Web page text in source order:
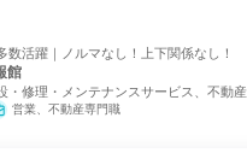
数活躍｜ノルマなし！上下関係なし！
館
・修理・メンテナンスサービス、不動産
営業、不動産専門職